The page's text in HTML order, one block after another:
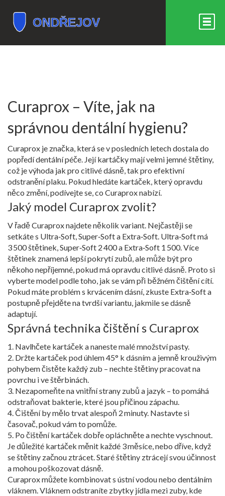
Curaprox – Víte, jak na
správnou dentální hygienu?
Curaprox je značka, která se v posledních letech dostala do
popředí dentální péče. Její kartáčky mají velmi jemné štětiny,
což je výhoda jak pro citlivé dásně, tak pro efektivní
odstranění plaku. Pokud hledáte kartáček, který opravdu
něco změní, podívejte se, co Curaprox nabízí.
Jaký model Curaprox zvolit?
V řadě Curaprox najdete několik variant. Nejčastěji se
setkáte s Ultra‑Soft, Super‑Soft a Extra‑Soft. Ultra‑Soft má
3 500 štětinek, Super‑Soft 2 400 a Extra‑Soft 1 500. Více
štětinek znamená lepší pokrytí zubů, ale může být pro
někoho nepříjemné, pokud má opravdu citlivé dásně. Proto si
vyberte model podle toho, jak se vám při běžném čištění cítí.
Pokud máte problém s krvácením dásní, zkuste Extra‑Soft a
postupně přejděte na tvrdší variantu, jakmile se dásně
adaptují.
Správná technika čištění s Curaprox
1. Navlhčete kartáček a naneste malé množství pasty.
2. Držte kartáček pod úhlem 45° k dásním a jemně krouživým
pohybem čistěte každý zub – nechte štětiny pracovat na
povrchu i ve štěrbinách.
3. Nezapomeňte na vnitřní strany zubů a jazyk – to pomáhá
odstraňovat bakterie, které jsou příčinou zápachu.
4. Čištění by mělo trvat alespoň 2 minuty. Nastavte si
časovač, pokud vám to pomůže.
5. Po čištění kartáček dobře opláchněte a nechte vyschnout.
Je důležité kartáček měnit každé 3 měsíce, nebo dříve, když
se štětiny začnou ztrácet. Staré štětiny ztrácejí svou účinnost
a mohou poškozovat dásně.
Curaprox můžete kombinovat s ústní vodou nebo dentálním
vláknem. Vláknem odstraníte zbytky jídla mezi zuby, kde